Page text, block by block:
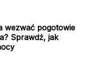
wezwać pogotowie
Sprawdź, jak